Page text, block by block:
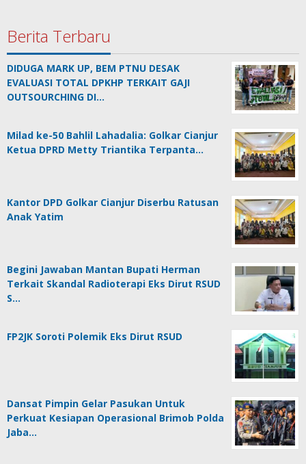
Berita Terbaru
DIDUGA MARK UP, BEM PTNU DESAK
EVALUASI TOTAL DPKHP TERKAIT GAJI
OUTSOURCHING DI…
Milad ke-50 Bahlil Lahadalia: Golkar Cianjur
Ketua DPRD Metty Triantika Terpanta…
Kantor DPD Golkar Cianjur Diserbu Ratusan
Anak Yatim
Begini Jawaban Mantan Bupati Herman
Terkait Skandal Radioterapi Eks Dirut RSUD
S…
FP2JK Soroti Polemik Eks Dirut RSUD
Dansat Pimpin Gelar Pasukan Untuk
Perkuat Kesiapan Operasional Brimob Polda
Jaba…